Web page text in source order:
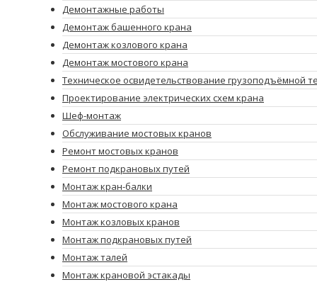
Демонтажные работы
Демонтаж башенного крана
Демонтаж козлового крана
Демонтаж мостового крана
Техническое освидетельствование грузоподъёмной
Проектирование электрических схем крана
Шеф-монтаж
Обслуживание мостовых кранов
Ремонт мостовых кранов
Ремонт подкрановых путей
Монтаж кран-балки
Монтаж мостового крана
Монтаж козловых кранов
Монтаж подкрановых путей
Монтаж талей
Монтаж крановой эстакады